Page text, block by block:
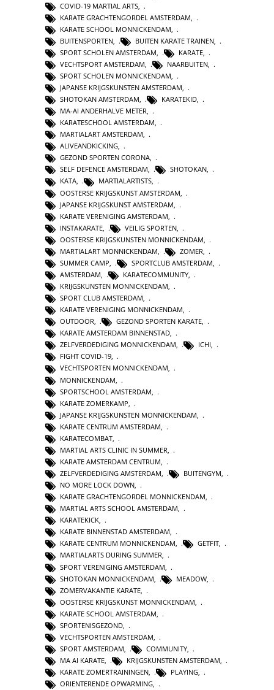
COVID-19 MARTIAL ARTS
KARATE GRACHTENGORDEL AMSTERDAM
KARATE SCHOOL MONNICKENDAM
BUITENSPORTEN
BUITEN KARATE TRAINEN
SPORT SCHOLEN AMSTERDAM
KARATE
VECHTSPORT AMSTERDAM
NAARBUITEN
SPORT SCHOLEN MONNICKENDAM
JAPANSE KRIJGSKUNSTEN AMSTERDAM
SHOTOKAN AMSTERDAM, KARATEKID,
MA-AI ANDERHALVE METER,
KARATESCHOOL AMSTERDAM,
MARTIALART AMSTERDAM,
ALIVEANDKICKING,
GEZOND SPORTEN CORONA,
SELF DEFENCE AMSTERDAM, SHOTOKAN,
KATA, MARTIALARTISTS,
OOSTERSE KRIJGSKUNST AMSTERDAM
JAPANSE KRIJGSKUNST AMSTERDAM
KARATE VERENIGING AMSTERDAM
INSTAKARATE
VEILIG SPORTEN
OOSTERSE KRIJGSKUNSTEN MONNICKENDAM
MARTIALART MONNICKENDAM
ZOMER
SUMMER CAMP
SPORTCLUB AMSTERDAM
AMSTERDAM
KARATECOMMUNITY
KRIJGSKUNSTEN MONNICKENDAM,
SPORT CLUB AMSTERDAM,
KARATE VERENIGING MONNICKENDAM,
OUTDOOR, GEZOND SPORTEN KARATE,
KARATE AMSTERDAM BINNENSTAD,
ZELFVERDEDIGING MONNICKENDAM, ICHI,
FIGHT COVID-19,
VECHTSPORTEN MONNICKENDAM,
MONNICKENDAM
SPORTSCHOOL AMSTERDAM
KARATE ZOMERKAMP
JAPANSE KRIJGSKUNSTEN MONNICKENDAM
KARATE CENTRUM AMSTERDAM
KARATECOMBAT
MARTIAL ARTS CLINIC IN SUMMER
KARATE AMSTERDAM CENTRUM
ZELFVERDEDIGING AMSTERDAM, BUITENGYM,
NO MORE LOCK DOWN,
KARATE GRACHTENGORDEL MONNICKENDAM,
MARTIAL ARTS SCHOOL AMSTERDAM,
KARATEKICK,
KARATE BINNENSTAD AMSTERDAM,
KARATE CENTRUM MONNICKENDAM, GETFIT,
MARTIALARTS DURING SUMMER,
SPORT VERENIGING AMSTERDAM
SHOTOKAN MONNICKENDAM
MEADOW
ZOMERVAKANTIE KARATE
OOSTERSE KRIJGSKUNST MONNICKENDAM
KARATE SCHOOL AMSTERDAM
SPORTENISGEZOND
VECHTSPORTEN AMSTERDAM
SPORT AMSTERDAM
COMMUNITY
MA AI KARATE, KRIJGSKUNSTEN AMSTERDAM,
KARATE ZOMERTRAININGEN, PLAYING,
ORIENTERENDE OPWARMING,